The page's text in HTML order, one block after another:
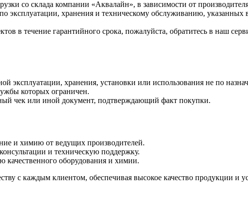
со склада компании «Аквалайн», в зависимости от
эксплуатации, хранения и техническому обслуживанию, указанных
в течение гарантийного срока, пожалуйста, обратитесь в наш
эксплуатации, хранения, установки или использования не по
которых ограничен.
чек или иной документ, подтверждающий факт покупки.
и химию от ведущих производителей.
и техническую поддержку.
оборудования и химии.
с каждым клиентом, обеспечивая высокое качество продукции и